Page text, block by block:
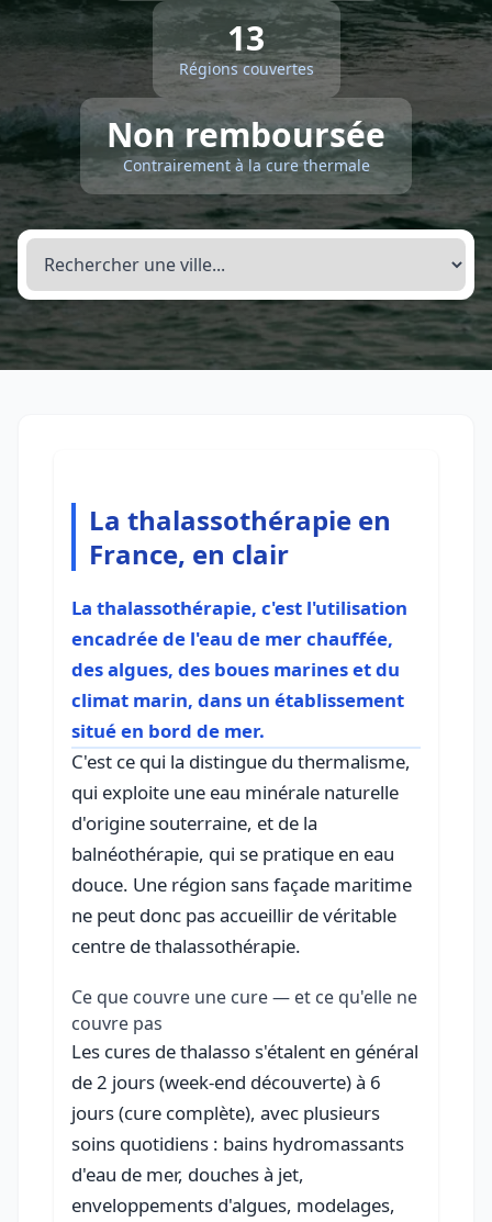
13
Régions couvertes
Non remboursée
Contrairement à la cure thermale
La thalassothérapie en
France, en clair
La thalassothérapie, c'est l'utilisation
encadrée de l'eau de mer chauffée,
des algues, des boues marines et du
climat marin, dans un établissement
situé en bord de mer.
C'est ce qui la distingue du thermalisme,
qui exploite une eau minérale naturelle
d'origine souterraine, et de la
balnéothérapie, qui se pratique en eau
douce. Une région sans façade maritime
ne peut donc pas accueillir de véritable
centre de thalassothérapie.
Ce que couvre une cure — et ce qu'elle ne
couvre pas
Les cures de thalasso s'étalent en général
de 2 jours (week-end découverte) à 6
jours (cure complète), avec plusieurs
soins quotidiens : bains hydromassants
d'eau de mer, douches à jet,
enveloppements d'algues, modelages,